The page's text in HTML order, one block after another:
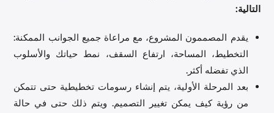
التالية:
يقدم المصممون المشروع، مع مراعاة جميع الجوانب الممكنة:
التخطيط، المساحة، ارتفاع السقف، نمط حياتك والأسلوب
الذي تفضله أكثر.
بعد المرحلة الأولية، يتم إنشاء رسومات تخطيطية حتى تتمكن
من رؤية كيف يمكن تغيير التصميم. ويتم ذلك حتى في حالة